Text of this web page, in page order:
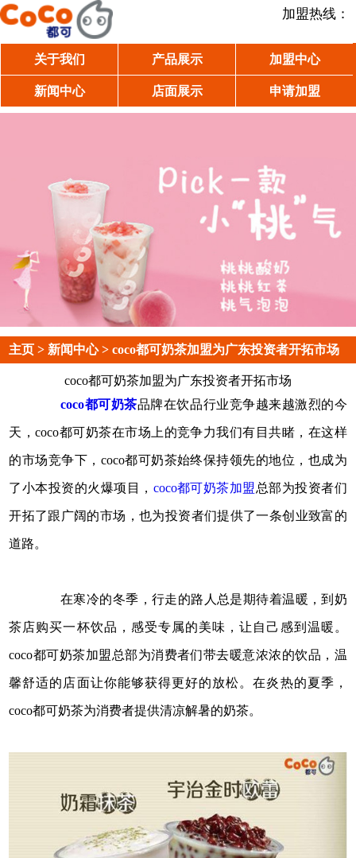
加盟热线：
关于我们 产品展示 加盟中心
新闻中心 店面展示 申请加盟
主页 > 新闻中心> coco都可奶茶加盟为广东投资者开拓市场
coco都可奶茶加盟为广东投资者开拓市场
coco都可奶茶品牌在饮品行业竞争越来越激烈的今
天，coco都可奶茶在市场上的竞争力我们有目共睹，在这样
的市场竞争下，coco都可奶茶始终保持领先的地位，也成为
了小本投资的火爆项目， coco都可奶茶加盟总部为投资者们
开拓了跟广阔的市场，也为投资者们提供了一条创业致富的
道路。
在寒冷的冬季，行走的路人总是期待着温暖，到奶
茶店购买一杯饮品，感受专属的美味，让自己感到温暖。
coco都可奶茶加盟总部为消费者们带去暖意浓浓的饮品，温
馨舒适的店面让你能够获得更好的放松。在炎热的夏季，
coco都可奶茶为消费者提供清凉解暑的奶茶。